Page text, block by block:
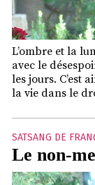
L’ombre et la
avec le
les jours. C’est
la vie dans le
SATSANG DE
Le non-